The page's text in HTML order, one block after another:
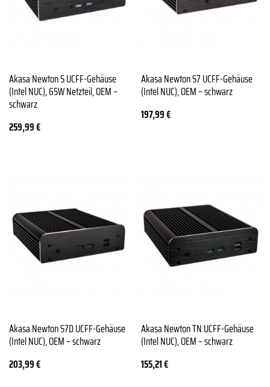
Akasa Newton S UCFF-Gehäuse
(Intel NUC), 65W Netzteil, OEM –
schwarz
259,99€
Akasa Newton S7 UCFF-Gehäuse
(Intel NUC), OEM – schwarz
197,99€
Akasa Newton S7D UCFF-Gehäuse
(Intel NUC), OEM – schwarz
203,99€
Akasa Newton TN UCFF-Gehäuse
(Intel NUC), OEM – schwarz
155,21€